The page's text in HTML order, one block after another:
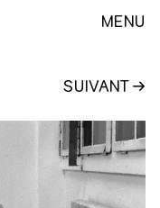
MENU
SUIVANT